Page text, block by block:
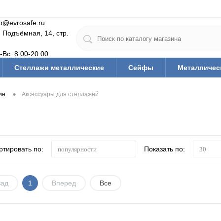
Подъёмная, 14, стр.
Вс: 8.00-20.00
Стеллажи металлические Сейфы
Средства дезинфекции и защиты Тара (ящики, короба,
• Аксессуары для стеллажей
по: популярности Показать по: 30
1 Вперед Все